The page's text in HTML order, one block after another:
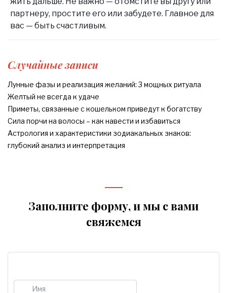
партнеру, простите его или забудете. Главное для
вас — быть счастливым.
Случайные записи
Лунные фазы и реализация желаний: 3 мощных ритуала
Желтый не всегда к удаче
Приметы, связанные с кошельком приведут к богатству
Сила порчи на волосы – как навести и избавиться
Астрология и характеристики зодиакальных знаков:
глубокий анализ и интерпретация
Заполните форму, и мы с вами
свяжемся